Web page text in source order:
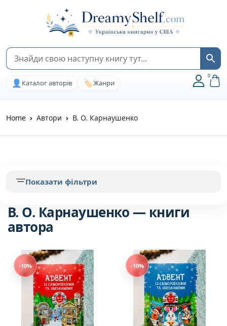
👤 Каталог авторів 🏷️Жанри
0
Home Автори В. О. Карнаушенко
В. О. Карнаушенко — книги
автора
-10% -10%
Показати фільтри